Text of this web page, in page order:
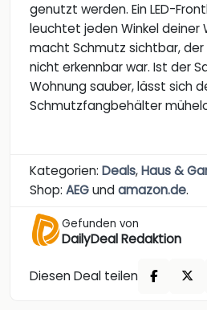
genutzt werden. Ein LED-
leuchtet jeden Winkel deiner
macht Schmutz sichtbar,
nicht erkennbar war. Ist der
Wohnung sauber, lässt sich
Schmutzfangbehälter
Kategorien: Deals,Haus &
Shop: AEGundamazon.de.
Gefunden von
DailyDeal Redaktion
Diesen Deal teilen